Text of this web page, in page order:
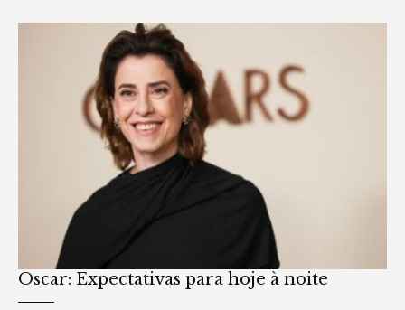
Oscar: Expectativas para hoje à noite